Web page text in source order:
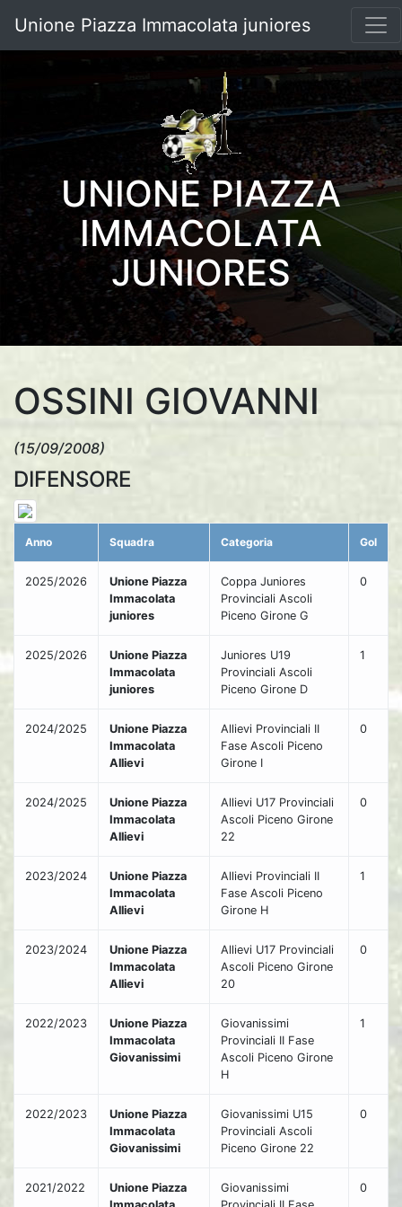
Unione Piazza Immacolata juniores
UNIONE PIAZZA
IMMACOLATA
JUNIORES
OSSINI GIOVANNI
(15/09/2008)
DIFENSORE
Anno Squadra Categoria Gol
2025/2026
Unione Piazza
Immacolata
juniores
Coppa Juniores
Provinciali Ascoli
Piceno Girone G
0
2025/2026
Unione Piazza
Immacolata
juniores
Juniores U19
Provinciali Ascoli
Piceno Girone D
1
2024/2025
Unione Piazza
Immacolata
Allievi
Allievi Provinciali II
Fase Ascoli Piceno
Girone I
0
2024/2025
Unione Piazza
Immacolata
Allievi
Allievi U17 Provinciali
Ascoli Piceno Girone
22
0
2023/2024
Unione Piazza
Immacolata
Allievi
Allievi Provinciali II
Fase Ascoli Piceno
Girone H
1
2023/2024
Unione Piazza
Immacolata
Allievi
Allievi U17 Provinciali
Ascoli Piceno Girone
20
0
2022/2023
Unione Piazza
Immacolata
Giovanissimi
Giovanissimi
Provinciali II Fase
Ascoli Piceno Girone
H
1
2022/2023
Unione Piazza
Immacolata
Giovanissimi
Giovanissimi U15
Provinciali Ascoli
Piceno Girone 22
0
2021/2022
Unione Piazza
Giovanissimi
0